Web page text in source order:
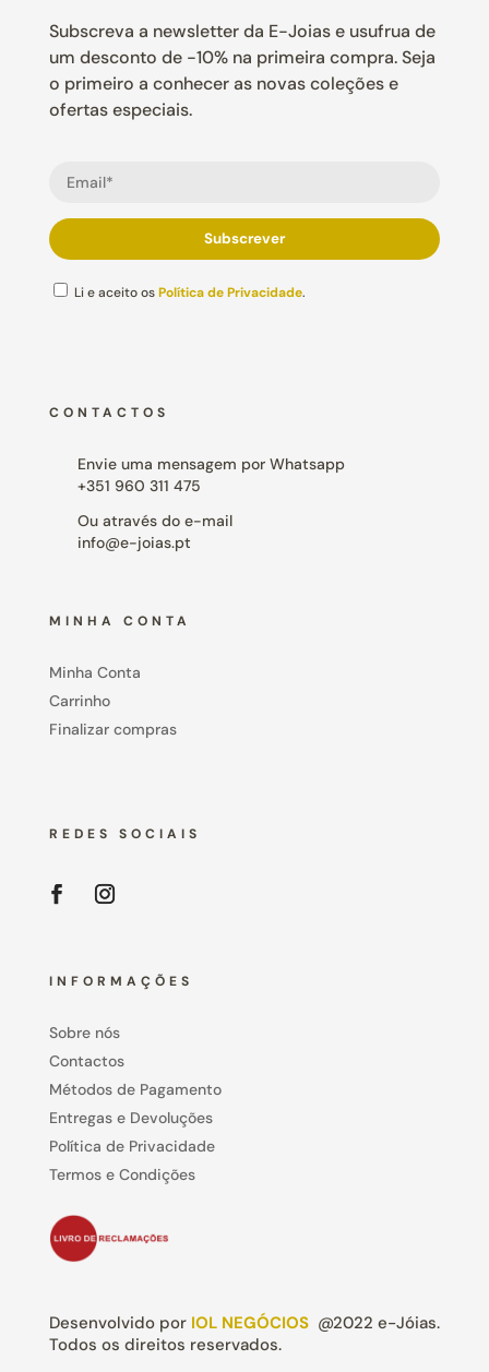
Subscreva a newsletter da E-Joias e usufrua de
um desconto de -10% na primeira compra. Seja
o primeiro a conhecer as novas coleções e
ofertas especiais.
Li e aceito osPolítica de Privacidade.
CONTACTOS
Envie uma mensagem por Whatsapp
+351 960 311 475
Ou através do e-mail
info@e-joias.pt
MINHA CONTA
Minha Conta
Carrinho
Finalizar compras
REDES SOCIAIS
INFORMAÇÕES
Sobre nós
Contactos
Métodos de Pagamento
Entregas e Devoluções
Política de Privacidade
Termos e Condições
Desenvolvido por IOL NEGÓCIOS@2022 e-Jóias.
Todos os direitos reservados.